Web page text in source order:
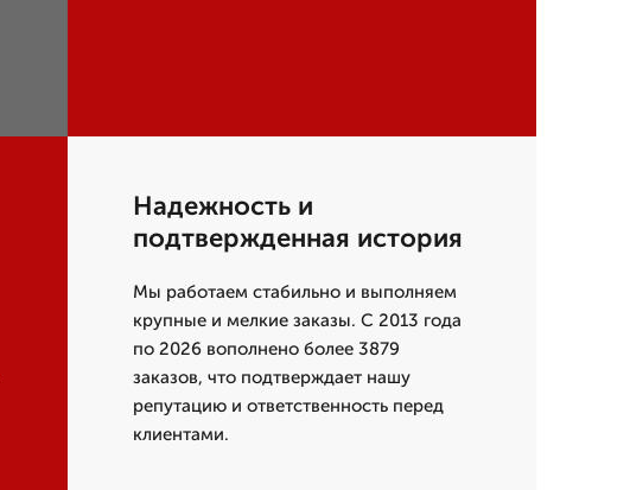
Надежность и
подтвержденная история
Мы работаем стабильно и выполняем
крупные и мелкие заказы. С 2013 года
по 2026 вополнено более 3879
заказов, что подтверждает нашу
репутацию и ответственность перед
клиентами.